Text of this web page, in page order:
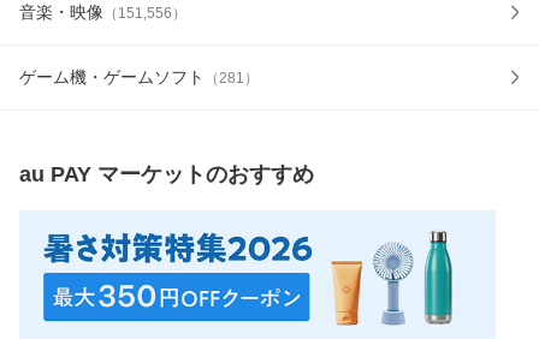
音楽・映像 （ 151,556 ）
ゲーム機・ゲームソフト （281 ）
au PAY マーケットのおすすめ